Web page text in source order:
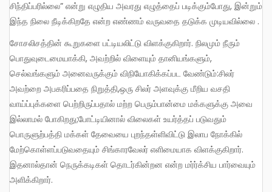
சிந்திப்பரில்லை” என்று எழுதிய அவரது எழுத்தைப் படிக்கும்போது, இன்றும்
இந்த நிலை நீடிக்கிறதே என்ற எண்ணம் வருவதை தடுக்க முடியவில்லை .
சோசலிசத்தின் கூறுகளை பட்டியலிட்டு விளக்குகிறார். நிலமும் நீரும்
பொதுவுடைமையாக்கி, அவற்றில் விளையும் தானியங்களும்,
செல்வங்களும் அனைவருக்கும் விநியோகிக்கப்பட வேண்டும்:சிலர்
அவற்றை அபகரிப்பதை நிறுத்தி,ஒரு சிலர் அளவுக்கு மீறிய வசதி
வாய்ப்புக்களை பெற்றிருப்பதால் மற்ற பெரும்பான்மை மக்களுக்கு அவை
இல்லாமல் போகிறது;போட்டியினால் விலைகள் உயர்த்தப் படுவதும்
பொருளுற்பத்தி மக்கள் தேவையை புறந்தள்ளிவிட்டு இலாப நோக்கில்
மேற்கொள்ளப்படுவதையும் சிங்காரவேலர் எளிமையாக விளக்குகிறார்.
இதனால்தான் நெருக்கடிகள் தொடர்கின்றன என்ற மர்ர்க்சிய பார்வையும்
அளிக்கிறார்.